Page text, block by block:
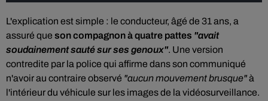
L'explication est simple : le conducteur, âgé de 31 ans, a
assuré que son compagnon à quatre pattes "avait
soudainement sauté sur ses genoux". Une version
contredite par la police qui affirme dans son communiqué
n'avoir au contraire observé "aucun mouvement brusque"à
l'intérieur du véhicule sur les images de la vidéosurveillance.